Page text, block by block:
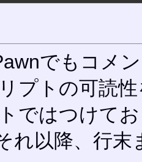
でもコメ
プトの可読
ではつけて
れ以降、行